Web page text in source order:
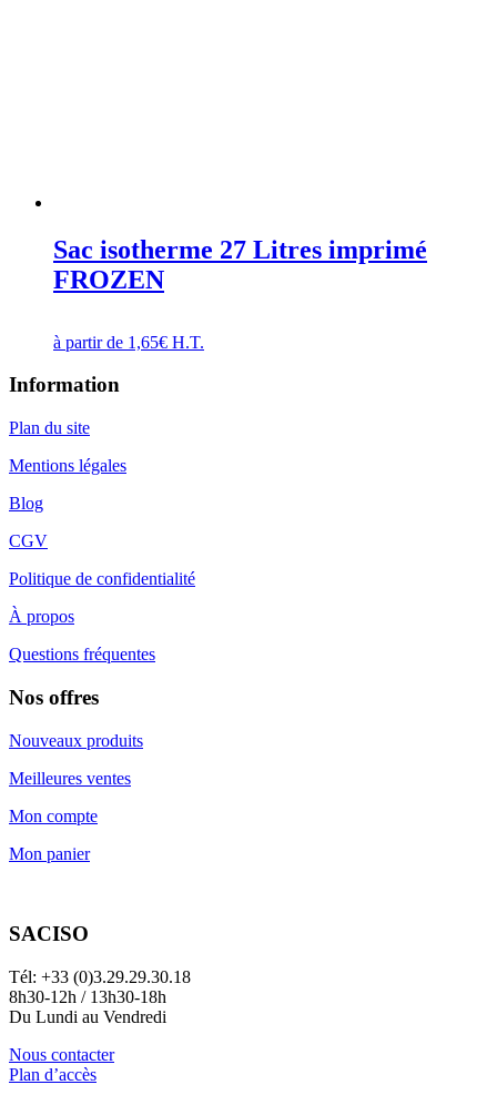
Sac isotherme 27 Litres imprimé
FROZEN
à partir de 1,65€ H.T.
Information
Plan du site
Mentions légales
Blog
CGV
Politique de confidentialité
À propos
Questions fréquentes
Nos offres
Nouveaux produits
Meilleures ventes
Mon compte
Mon panier
SACISO
Tél: +33 (0)3.29.29.30.18
8h30-12h / 13h30-18h
Du Lundi au Vendredi
Nous contacter
Plan d’accès